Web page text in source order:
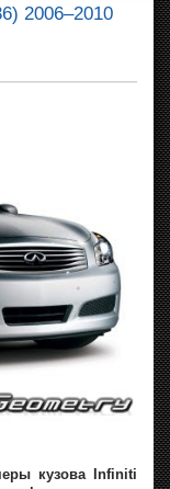
2006–2010
кузова Infiniti